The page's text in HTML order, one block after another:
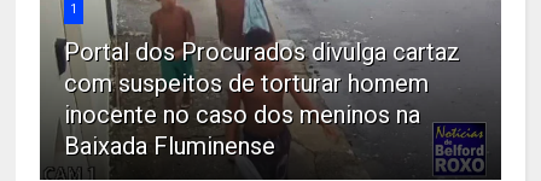
1
Portal dos Procurados divulga cartaz
com suspeitos de torturar homem
inocente no caso dos meninos na
Baixada Fluminense